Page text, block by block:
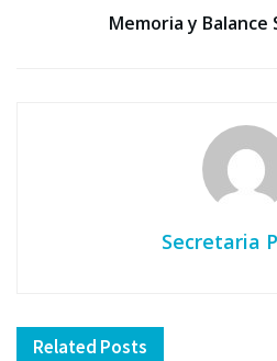
Memoria y Balance
Secretaria
Related Posts